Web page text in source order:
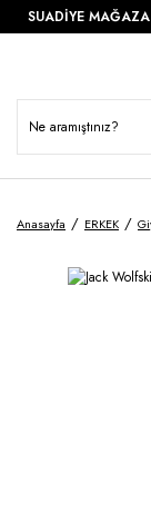
SUADİYE
Anasayfa ERKEK